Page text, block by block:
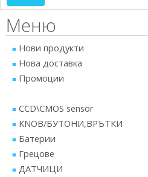
Меню
Нови продукти
Нова доставка
Промоции
CCD\CMOS sensor
KNOB/БУТОНИ,ВРЪТКИ
Батерии
Грецове
ДАТЧИЦИ